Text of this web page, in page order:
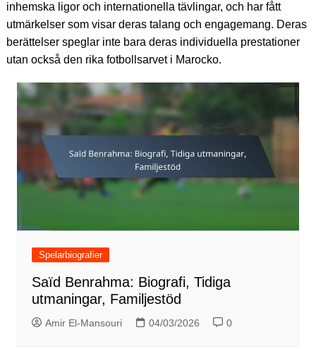
inhemska ligor och internationella tävlingar, och har fått
utmärkelser som visar deras talang och engagemang. Deras
berättelser speglar inte bara deras individuella prestationer
utan också den rika fotbollsarvet i Marocko.
Spelarbiografier
Saïd Benrahma: Biografi, Tidiga
utmaningar, Familjestöd
Amir El-Mansouri 04/03/2026 0